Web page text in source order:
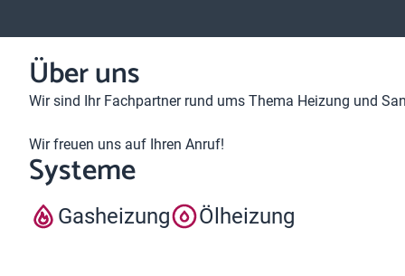
Über uns
Wir sind Ihr Fachpartner rund ums Thema Heizung und
Wir freuen uns auf Ihren Anruf!
Systeme
Gasheizung Ölheizung